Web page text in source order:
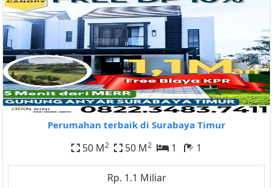
Perumahan terbaik di Surabaya Timur
50 M2 50 M2 1 1
Rp. 1.1 Miliar